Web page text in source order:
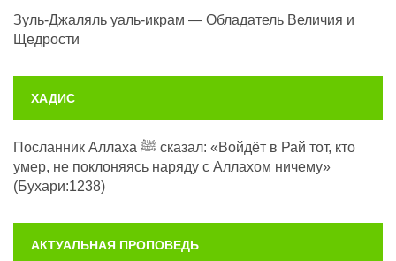
Зуль-Джаляль уаль-икрам — Обладатель Величия и
Щедрости
ХАДИС
Посланник Аллаха ﷺ сказал: «Войдёт в Рай тот, кто
умер, не поклоняясь наряду с Аллахом ничему»
(Бухари:1238)
АКТУАЛЬНАЯ ПРОПОВЕДЬ